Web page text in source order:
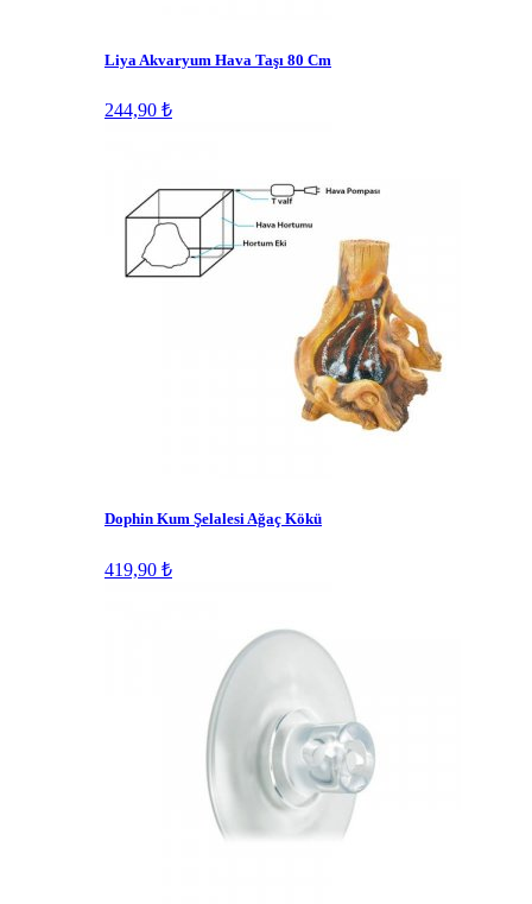
Liya Akvaryum Hava Taşı 80 Cm
244,90 ₺
Dophin Kum Şelalesi Ağaç Kökü
419,90 ₺